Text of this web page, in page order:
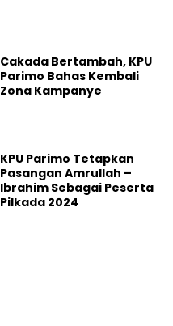
Cakada Bertambah, KPU
Parimo Bahas Kembali
Zona Kampanye
KPU Parimo Tetapkan
Pasangan Amrullah –
Ibrahim Sebagai Peserta
Pilkada 2024